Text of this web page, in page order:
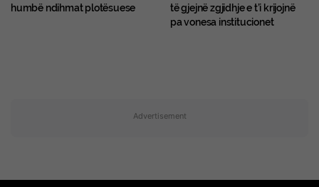
humbë ndihmat plotësuese
të gjejnë zgjidhje e t’i krijojnë
pa vonesa institucionet
Advertisement